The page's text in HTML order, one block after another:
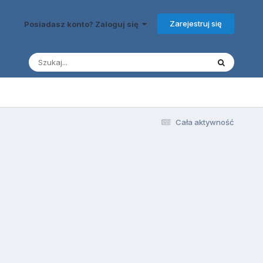
Posiadasz konto? Zaloguj się Zarejestruj się
Cała aktywność